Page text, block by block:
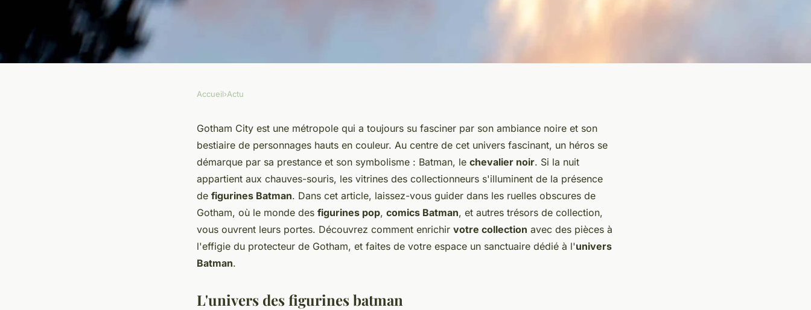
Batman en figurine : le chevalier noir
s'invite dans votre collection.
Accueil›Actu
Gotham City est une métropole qui a toujours su fasciner par son ambiance noire et son
bestiaire de personnages hauts en couleur. Au centre de cet univers fascinant, un héros se
démarque par sa prestance et son symbolisme : Batman, le chevalier noir. Si la nuit
appartient aux chauves-souris, les vitrines des collectionneurs s'illuminent de la présence
de figurines Batman. Dans cet article, laissez-vous guider dans les ruelles obscures de
Gotham, où le monde des figurines pop, comics Batman, et autres trésors de collection,
vous ouvrent leurs portes. Découvrez comment enrichir votre collection avec des pièces à
l'effigie du protecteur de Gotham, et faites de votre espace un sanctuaire dédié à l'univers
Batman.
L'univers des figurines batman